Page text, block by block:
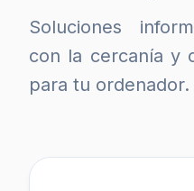
Soluciones
con la cercanía y
para tu ordenador.